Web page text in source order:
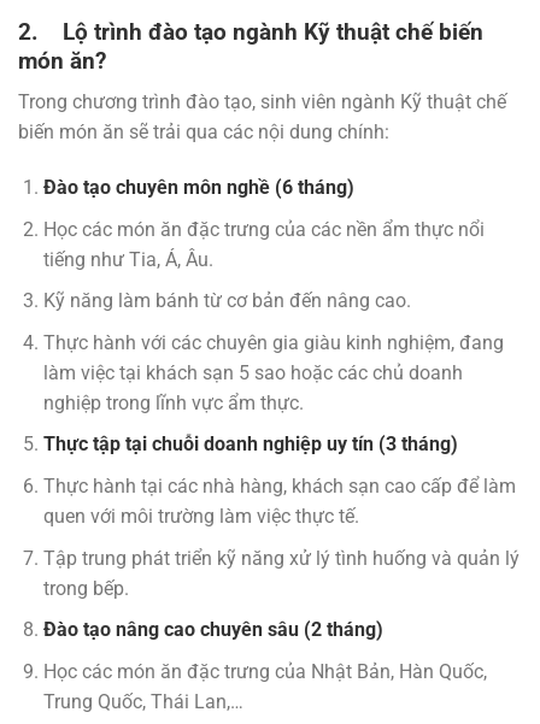
2. Lộ trình đào tạo ngành Kỹ thuật chế biến
món ăn?
Trong chương trình đào tạo, sinh viên ngành Kỹ thuật chế
biến món ăn sẽ trải qua các nội dung chính:
Đào tạo chuyên môn nghề (6 tháng)
Học các món ăn đặc trưng của các nền ẩm thực nổi
tiếng như Tia, Á, Âu.
Kỹ năng làm bánh từ cơ bản đến nâng cao.
Thực hành với các chuyên gia giàu kinh nghiệm, đang
làm việc tại khách sạn 5 sao hoặc các chủ doanh
nghiệp trong lĩnh vực ẩm thực.
Thực tập tại chuỗi doanh nghiệp uy tín (3 tháng)
Thực hành tại các nhà hàng, khách sạn cao cấp để làm
quen với môi trường làm việc thực tế.
Tập trung phát triển kỹ năng xử lý tình huống và quản lý
trong bếp.
Đào tạo nâng cao chuyên sâu (2 tháng)
Học các món ăn đặc trưng của Nhật Bản, Hàn Quốc,
Trung Quốc, Thái Lan,…